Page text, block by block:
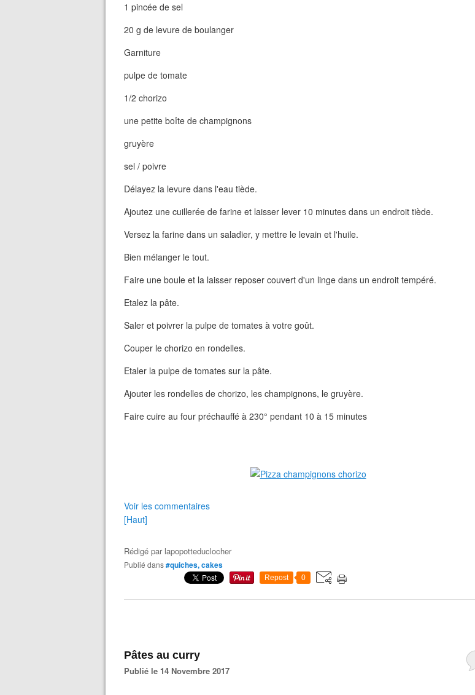
1 pincée de sel
20 g de levure de boulanger
Garniture
pulpe de tomate
1/2 chorizo
une petite boîte de champignons
gruyère
sel / poivre
Délayez la levure dans l'eau tiède.
Ajoutez une cuillerée de farine et laisser lever 10 minutes dans un endroit tiède.
Versez la farine dans un saladier, y mettre le levain et l'huile.
Bien mélanger le tout.
Faire une boule et la laisser reposer couvert d'un linge dans un endroit tempéré.
Etalez la pâte.
Saler et poivrer la pulpe de tomates à votre goût.
Couper le chorizo en rondelles.
Etaler la pulpe de tomates sur la pâte.
Ajouter les rondelles de chorizo, les champignons, le gruyère.
Faire cuire au four préchauffé à 230° pendant 10 à 15 minutes
Voir les commentaires
[Haut]
Rédigé par lapopotteduclocher
Publié dans#quiches, cakes
Repost 0
Pâtes au curry
Publié le 14 Novembre 2017